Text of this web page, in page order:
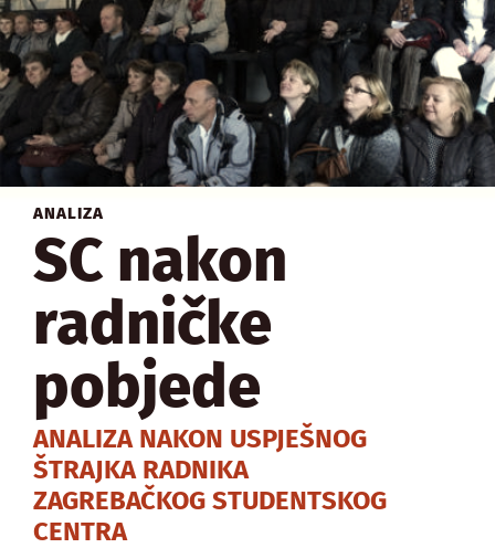
ANALIZA
SC nakon
radničke
pobjede
ANALIZA NAKON USPJEŠNOG
ŠTRAJKA RADNIKA
ZAGREBAČKOG STUDENTSKOG
CENTRA